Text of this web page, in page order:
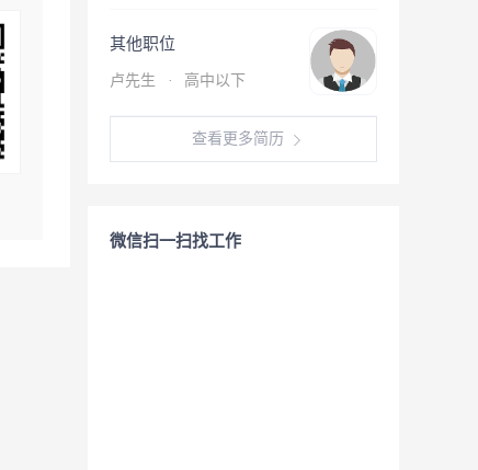
其他职位
卢先生 · 高中以下
查看更多简历
微信扫一扫找工作